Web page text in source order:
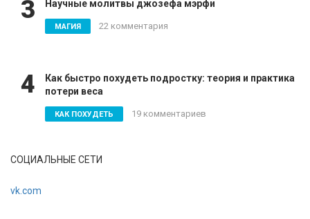
3 Научные молитвы джозефа мэрфи
МАГИЯ 22 комментария
4
Как быстро похудеть подростку: теория и практика
потери веса
КАК ПОХУДЕТЬ 19 комментариев
СОЦИАЛЬНЫЕ СЕТИ
vk.com